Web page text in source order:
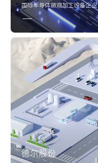
国际半导体微观加工设备企业
德尔股份
UI设计 品牌营销